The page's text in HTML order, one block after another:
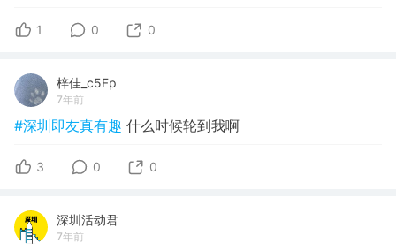
1 0 0
梓佳_c5Fp
7年前
#深圳即友真有趣 什么时候轮到我啊
3 0 0
深圳活动君
7年前